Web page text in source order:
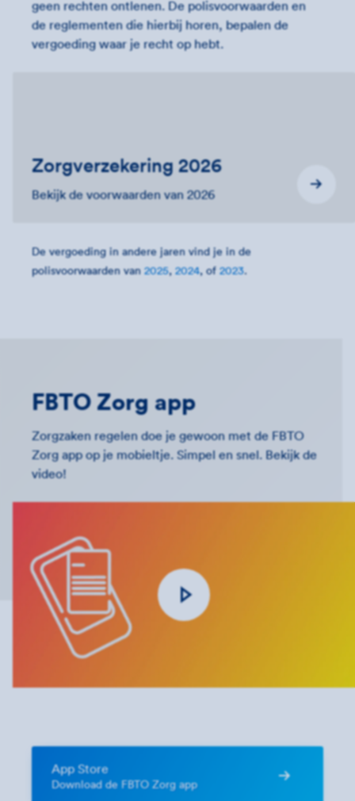
geen rechten ontlenen. De polisvoorwaarden en
de reglementen die hierbij horen, bepalen de
vergoeding waar je recht op hebt.
Zorgverzekering 2026
Bekijk de voorwaarden van 2026
De vergoeding in andere jaren vind je in de
polisvoorwaarden van2025,2024, of2023.
FBTO Zorg app
Zorgzaken regelen doe je gewoon met de FBTO
Zorg app op je mobieltje. Simpel en snel. Bekijk de
video!
App Store
Download de FBTO Zorg app